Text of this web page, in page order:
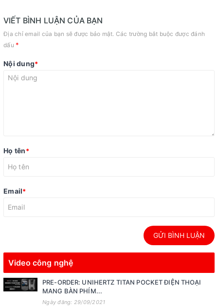
VIẾT BÌNH LUẬN CỦA BẠN
Địa chỉ email của bạn sẽ được bảo mật. Các trường bắt buộc được đánh
dấu *
Nội dung*
Họ tên*
Email*
GỬI BÌNH LUẬN
Video công nghệ
PRE-ORDER: UNIHERTZ TITAN POCKET ĐIỆN THOẠI
MANG BÀN PHÍM...
Ngày đăng: 29/09/2021